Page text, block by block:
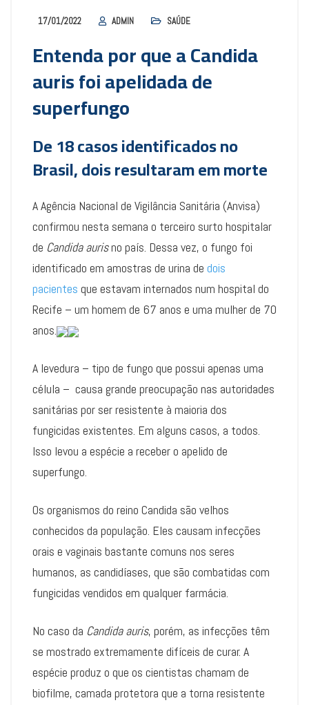
17/01/2022 ADMIN SAÚDE
Entenda por que a Candida
auris foi apelidada de
superfungo
De 18 casos identificados no
Brasil, dois resultaram em morte
A Agência Nacional de Vigilância Sanitária (Anvisa)
confirmou nesta semana o terceiro surto hospitalar
de Candida aurisno país. Dessa vez, o fungo foi
identificado em amostras de urina de dois
pacientes que estavam internados num hospital do
Recife – um homem de 67 anos e uma mulher de 70
anos.
A levedura – tipo de fungo que possui apenas uma
célula – causa grande preocupação nas autoridades
sanitárias por ser resistente à maioria dos
fungicidas existentes. Em alguns casos, a todos.
Isso levou a espécie a receber o apelido de
superfungo.
Os organismos do reino Candida são velhos
conhecidos da população. Eles causam infecções
orais e vaginais bastante comuns nos seres
humanos, as candidíases, que são combatidas com
fungicidas vendidos em qualquer farmácia.
No caso da Candida auris, porém, as infecções têm
se mostrado extremamente difíceis de curar. A
espécie produz o que os cientistas chamam de
biofilme, camada protetora que a torna resistente